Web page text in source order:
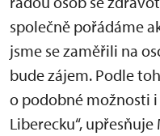
společně pořádáme
jsme se zaměřili na
bude zájem. Podle
o podobné možnosti
Liberecku“,